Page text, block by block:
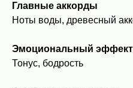
Главные аккорды
Ноты воды, древесный
Эмоциональный эффект
Тонус, бодрость